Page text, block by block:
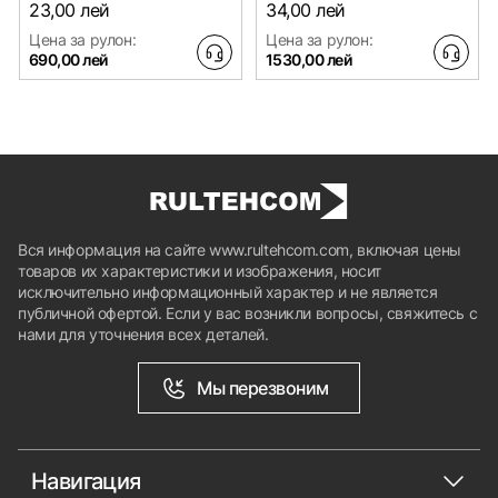
Внимание!
Сетка поставляется только в рулонах.
Подробнее о товаре
Общие характеристики:
Ячейка (мм) - 25x25
Диаметр проволоки (мм) - D-1,7
Сетка поставляется только в рулонах.
Подробнее о товаре
23,00 лей
Цена за рулон:
690,00 лей
34,00 лей
Цена за рулон:
1530,00 лей
Вся информация на сайте www.rultehcom.com, включая цены
товаров их характеристики и изображения, носит
исключительно информационный характер и не является
публичной офертой. Если у вас возникли вопросы, свяжитесь с
нами для уточнения всех деталей.
Мы перезвоним
Навигация